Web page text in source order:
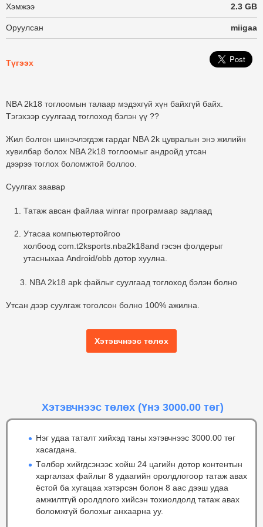
Хэмжээ 2.3 GB
Оруулсан miigaa
Түгээх
NBA 2k18 тоглоомын талаар мэдэхгүй хүн байхгүй байх.
Тэгэхээр суулгаад тоглоход бэлэн үү ??
Жил болгон шинэчлэгдэж гардаг NBA 2k цувралын энэ жилийн
хувилбар болох NBA 2k18 тоглоомыг андройд утсан
дээрээ тоглох боломжтой боллоо.
Суулгах заавар
Татаж авсан файлаа winrar програмаар задлаад
Утасаа компьютертойгоо
холбоод com.t2ksports.nba2k18and гэсэн фолдерыг
утасныхаа Android/obb дотор хуулна.
3. NBA 2k18 apk файлыг суулгаад тоглоход бэлэн болно
Утсан дээр суулгаж тоголсон болно 100% ажилна.
Хэтэвчнээс төлөх
Хэтэвчнээс төлөх (Үнэ 3000.00 төг)
Нэг удаа таталт хийхэд таны хэтэвчнээс 3000.00 төг
хасагдана.
Төлбөр хийгдсэнээс хойш 24 цагийн дотор контентын
харгалзах файлыг 8 удаагийн оролдлогоор татаж авах
ёстой ба хугацаа хэтэрсэн болон 8 аас дээш удаа
амжилтгүй оролдлого хийсэн тохиолдолд татаж авах
боломжгүй болохыг анхаарна уу.